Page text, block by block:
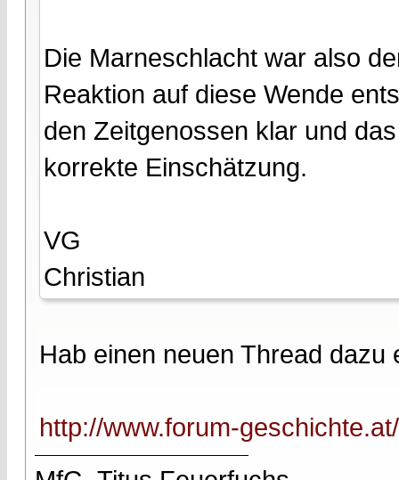
Die Marneschlacht war also
Reaktion auf diese Wende
den Zeitgenossen klar und
korrekte Einschätzung.
VG
Christian
Hab einen neuen Thread dazu
http://www.forum-